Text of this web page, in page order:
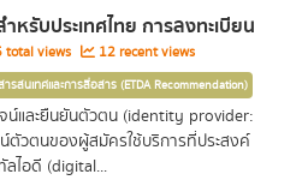
หรับประเทศไทย การลงทะเบียน
total views 12 recent views
รสนเทศและการสื่อสาร (ETDA Recommendation)
และยืนยันตัวตน (identity provider:
น์ตัวตนของผู้สมัครใช้บริการที่ประสงค์
ไอดี (digital...